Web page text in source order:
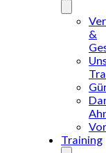
&
Training